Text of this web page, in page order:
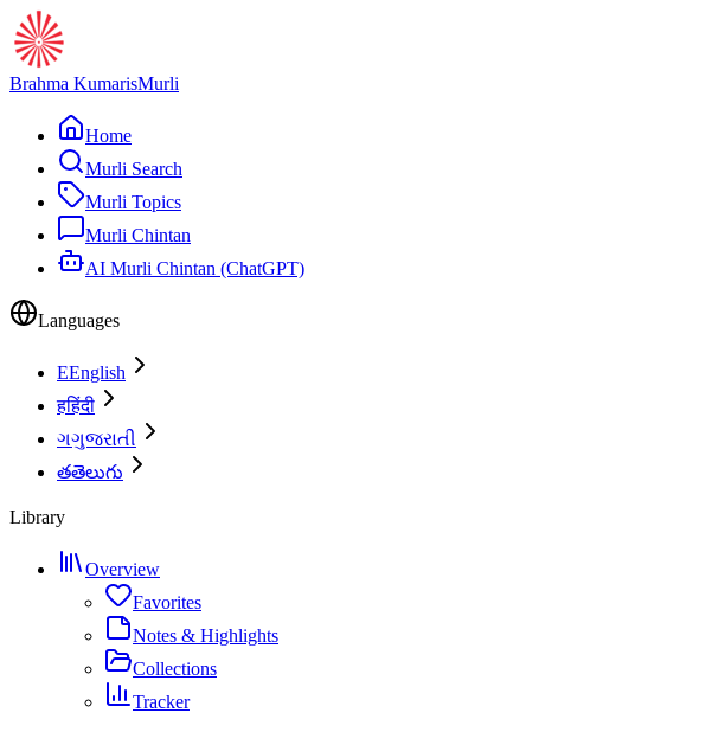
Brahma KumarisMurli
Home
Murli Search
Murli Topics
Murli Chintan
AI Murli Chintan (ChatGPT)
Languages
EEnglish
हहिंदी
ગગુજરાતી
తతెలుగు
Library
Overview
Favorites
Notes & Highlights
Collections
Tracker